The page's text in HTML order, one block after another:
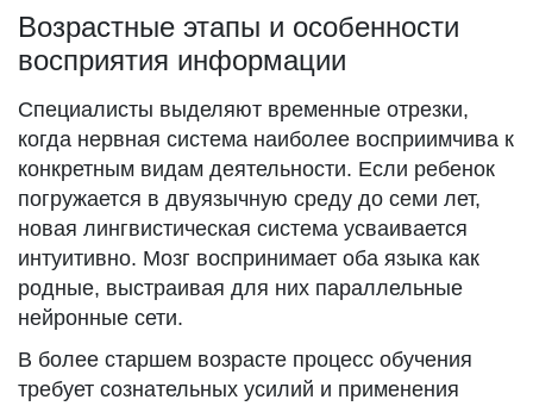
Возрастные этапы и особенности
восприятия информации
Специалисты выделяют временные отрезки,
когда нервная система наиболее восприимчива к
конкретным видам деятельности. Если ребенок
погружается в двуязычную среду до семи лет,
новая лингвистическая система усваивается
интуитивно. Мозг воспринимает оба языка как
родные, выстраивая для них параллельные
нейронные сети.
В более старшем возрасте процесс обучения
требует сознательных усилий и применения